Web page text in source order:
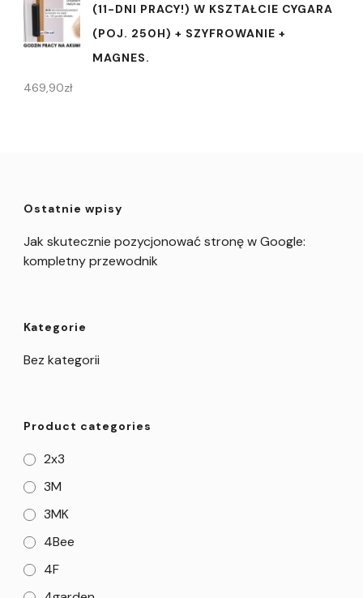
(11-DNI PRACY!) W KSZTAŁCIE CYGARA
(POJ. 250H) + SZYFROWANIE +
MAGNES.
469,90zł
Ostatnie wpisy
Jak skutecznie pozycjonować stronę w Google:
kompletny przewodnik
Kategorie
Bez kategorii
Product categories
2x3
3M
3MK
4Bee
4F